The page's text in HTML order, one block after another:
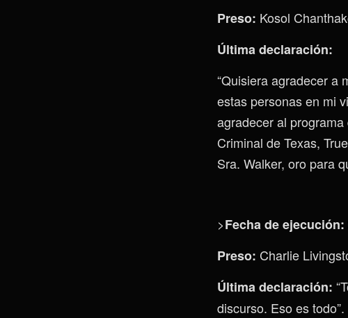
Preso: Kosol
Última declaración:
“Quisiera agradecer a
estas personas en mi
agradecer al
Criminal de Texas,
Sra. Walker, oro para
>Fecha de ejecución:
Preso: Charlie
Última declaración:
discurso. Eso es todo”.